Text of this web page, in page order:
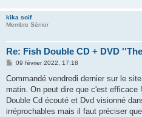
kika soif
Membre Sénior
Re: Fish Double CD + DVD
M
s
a
g
09 février 2022, 17:18
Commandé vendredi dernier sur le
matin. On peut dire que c'est efficace !
Double Cd écouté et Dvd visionné
irréprochables mais il faut préciser